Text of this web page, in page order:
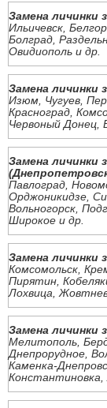
Замена личинки
Ильичевск,
Болград,
Овидиополь и др.
Замена личинки
Изюм, Чугуев,
Красноград,
Червоный Донец,
Замена личинки
Павлоград,
Орджоникидзе,
Вольногорск,
Широкое и др.
Замена личинки
Комсомольск,
Пирятин,
Лохвица,
Замена личинки
Мелитополь,
Днепрорудное,
Каменка-
Константиновка,